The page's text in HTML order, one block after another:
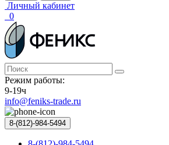
Личный кабинет
0
Режим работы:
9-19ч
info@feniks-trade.ru
8-(812)-984-5494